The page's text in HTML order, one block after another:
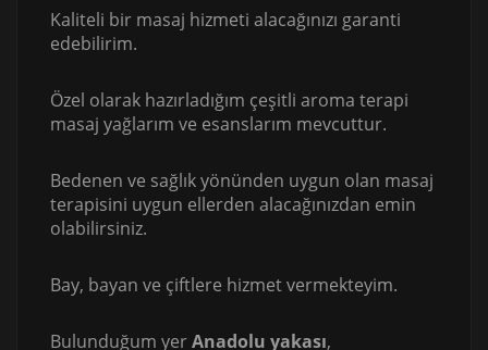
Kaliteli bir masaj hizmeti alacağınızı garanti
edebilirim.
Özel olarak hazırladığım çeşitli aroma terapi
masaj yağlarım ve esanslarım mevcuttur.
Bedenen ve sağlık yönünden uygun olan masaj
terapisini uygun ellerden alacağınızdan emin
olabilirsiniz.
Bay, bayan ve çiftlere hizmet vermekteyim.
Bulunduğum yerAnadolu yakası,